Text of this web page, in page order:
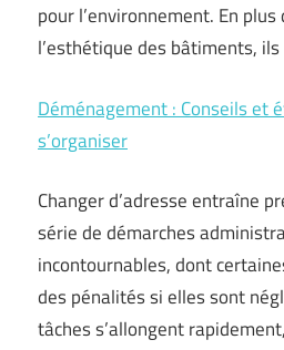
pour l’environnement. En plus
l’esthétique des bâtiments,
Déménagement : Conseils et
s’organiser
Changer d’adresse entraîne
série de démarches
incontournables, dont
des pénalités si elles sont
tâches s’allongent